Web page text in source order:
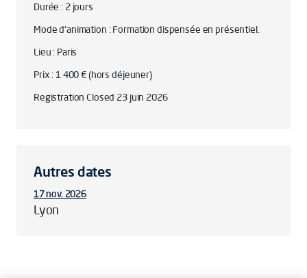
Durée : 2 jours
Mode d'animation : Formation dispensée en présentiel.
Lieu : Paris
Prix : 1 400 € (hors déjeuner)
Registration Closed 23 juin 2026
Autres dates
17 nov. 2026
Lyon